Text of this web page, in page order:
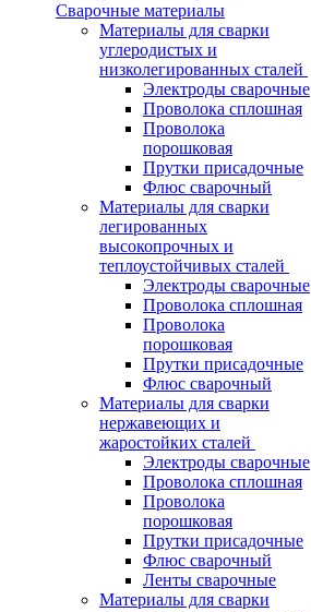
Сварочные материалы
Материалы для сварки
углеродистых и
низколегированных сталей
Электроды сварочные
Проволока сплошная
Проволока
порошковая
Прутки присадочные
Флюс сварочный
Материалы для сварки
легированных
высокопрочных и
теплоустойчивых сталей
Электроды сварочные
Проволока сплошная
Проволока
порошковая
Прутки присадочные
Флюс сварочный
Материалы для сварки
нержавеющих и
жаростойких сталей
Электроды сварочные
Проволока сплошная
Проволока
порошковая
Прутки присадочные
Флюс сварочный
Ленты сварочные
Материалы для сварки